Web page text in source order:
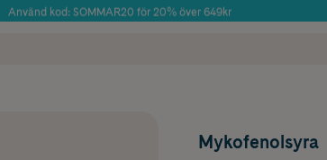
Använd kod: SOMMAR20 för 20% över 649kr
Mykofenolsyra